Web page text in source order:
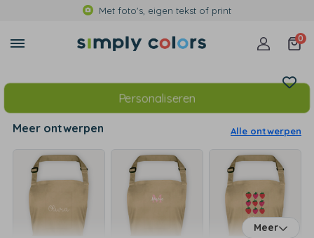
Met foto's, eigen tekst of print
0
Personaliseren
Meer ontwerpen Alle ontwerpen
Meer